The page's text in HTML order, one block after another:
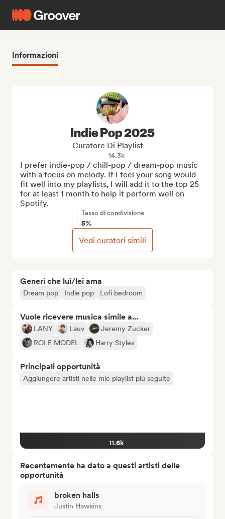
Informazioni
Generi che lui/lei ama
Dream pop Indie pop Lofi bedroom
Vuole ricevere musica simile a...
LANY Lauv
Jeremy Zucker
ROLE MODEL
Harry Styles
Principali opportunità
Aggiungere artisti nelle mie playlist più seguite
11.6k
Recentemente ha dato a questi artisti delle
opportunità
broken halls
Justin Hawkins
Indie Pop 2025
Curatore Di Playlist
14.3k
I prefer indie-pop / chill-pop / dream-pop music
with a focus on melody. If I feel your song would
fit well into my playlists, I will add it to the top 25
for at least 1 month to help it perform well on
Spotify.
Tasso di condivisione
5%
Vedi curatori simili